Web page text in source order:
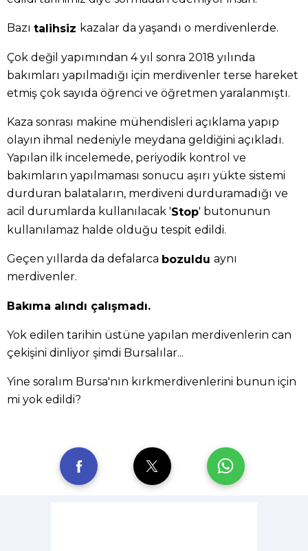
Bazı talihsiz kazalar da yaşandı o merdivenlerde.
Çok değil yapımından 4 yıl sonra 2018 yılında
bakımları yapılmadığı için merdivenler terse hareket
etmiş çok sayıda öğrenci ve öğretmen yaralanmıştı.
Kaza sonrası makine mühendisleri açıklama yapıp
olayın ihmal nedeniyle meydana geldiğini açıkladı.
Yapılan ilk incelemede, periyodik kontrol ve
bakımların yapılmaması sonucu aşırı yükte sistemi
durduran balataların, merdiveni durduramadığı ve
acil durumlarda kullanılacak 'Stop' butonunun
kullanılamaz halde olduğu tespit edildi.
Geçen yıllarda da defalarca bozuldu aynı
merdivenler.
Bakıma alındı çalışmadı.
Yok edilen tarihin üstüne yapılan merdivenlerin can
çekişini dinliyor şimdi Bursalılar...
Yine soralım Bursa'nın kırkmerdivenlerini bunun için
mi yok edildi?